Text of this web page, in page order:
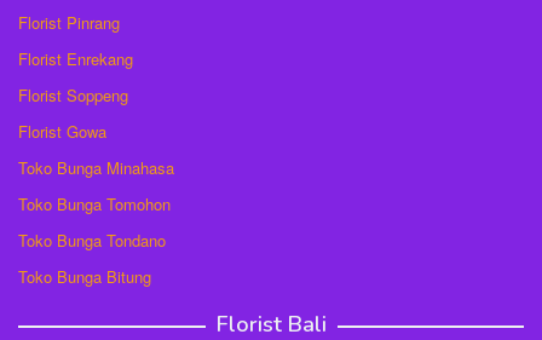
Florist Pinrang
Florist Enrekang
Florist Soppeng
Florist Gowa
Toko Bunga Minahasa
Toko Bunga Tomohon
Toko Bunga Tondano
Toko Bunga Bitung
Florist Bali